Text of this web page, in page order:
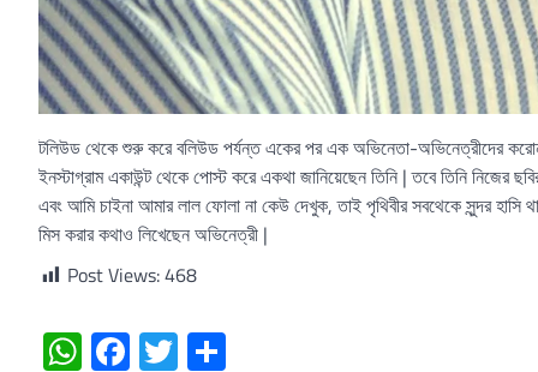
টলিউড থেকে শুরু করে বলিউড পর্যন্ত একের পর এক অভিনেতা-অভিনেত্রীদের
ইনস্টাগ্রাম একাউন্ট থেকে পোস্ট করে একথা জানিয়েছেন তিনি | তবে তিনি নিজের
এবং আমি চাইনা আমার লাল ফোলা না কেউ দেখুক, তাই পৃথিবীর সবথেকে সুন্দর হাসি
মিস করার কথাও লিখেছেন অভিনেত্রী |
Post Views:468
WhatsApp
Facebook
Twitter